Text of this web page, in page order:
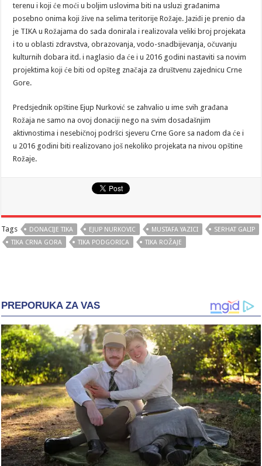
terenu i koji će moći u boljim uslovima biti na usluzi građanima
posebno onima koji žive na selima teritorije Rožaje. Jaziđi je prenio da
je TIKA u Rožajama do sada donirala i realizovala veliki broj projekata
i to u oblasti zdravstva, obrazovanja, vodo-snadbijevanja, očuvanju
kulturnih dobara itd. i naglasio da će i u 2016 godini nastaviti sa novim
projektima koji će biti od opšteg značaja za društvenu zajednicu Crne
Gore.
Predsjednik opštine Ejup Nurković se zahvalio u ime svih građana
Rožaja ne samo na ovoj donaciji nego na svim dosadašnjim
aktivnostima i nesebičnoj podršci sjeveru Crne Gore sa nadom da će i
u 2016 godini biti realizovano još nekoliko projekata na nivou opštine
Rožaje.
Tags DONACIJE TIKA EJUP NURKOVIC MUSTAFA YAZICI
SERHAT GALIP
TIKA CRNA GORA
TIKA PODGORICA TIKA ROŽAJE